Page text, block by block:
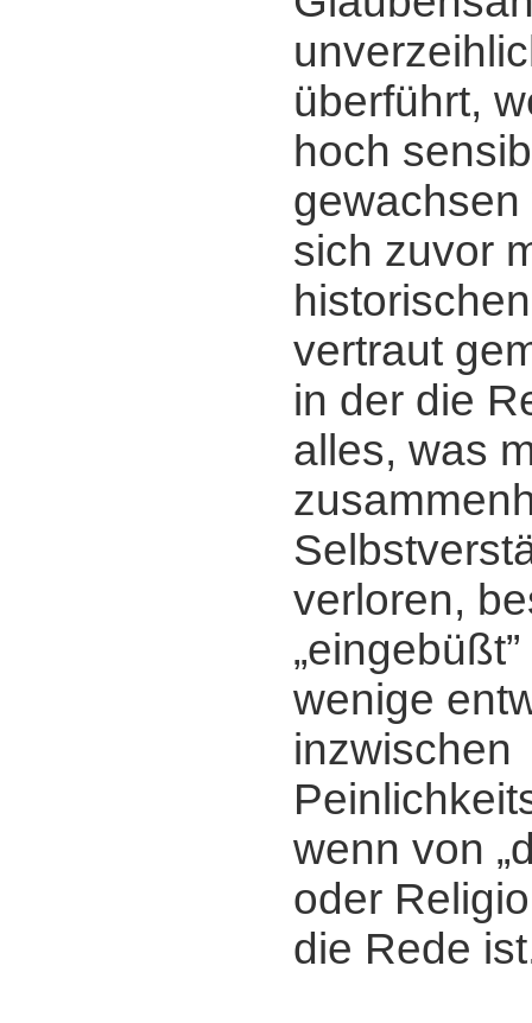
überführt,
hoch
sich zuvor
vertraut
in der die
alles, was
verloren,
wenige
inzwischen
wenn von
oder
die Rede